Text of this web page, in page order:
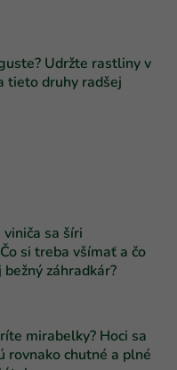
Udržte rastliny v
tieto druhy radšej
sa šíri
si treba všímať a čo
záhradkár?
mirabelky? Hoci sa
rovnako chutné a plné